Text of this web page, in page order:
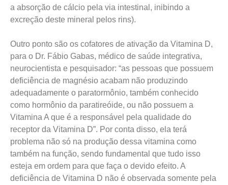
a absorção de cálcio pela via intestinal, inibindo a
excreção deste mineral pelos rins).
Outro ponto são os cofatores de ativação da Vitamina D,
para o Dr. Fábio Gabas, médico de saúde integrativa,
neurocientista e pesquisador: “as pessoas que possuem
deficiência de magnésio acabam não produzindo
adequadamente o paratormônio, também conhecido
como hormônio da paratireóide, ou não possuem a
Vitamina A que é a responsável pela qualidade do
receptor da Vitamina D”. Por conta disso, ela terá
problema não só na produção dessa vitamina como
também na função, sendo fundamental que tudo isso
esteja em ordem para que faça o devido efeito. A
deficiência de Vitamina D não é observada somente pela